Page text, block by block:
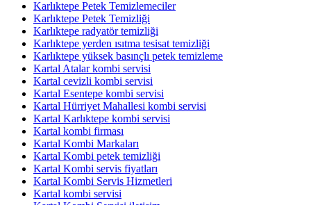
Karlıktepe Petek Temizlemeciler
Karlıktepe Petek Temizliği
Karlıktepe radyatör temizliği
Karlıktepe yerden ısıtma tesisat temizliği
Karlıktepe yüksek basınçlı petek temizleme
Kartal Atalar kombi servisi
Kartal cevizli kombi servisi
Kartal Esentepe kombi servisi
Kartal Hürriyet Mahallesi kombi servisi
Kartal Karlıktepe kombi servisi
Kartal kombi firması
Kartal Kombi Markaları
Kartal Kombi petek temizliği
Kartal Kombi servis fiyatları
Kartal Kombi Servis Hizmetleri
Kartal kombi servisi